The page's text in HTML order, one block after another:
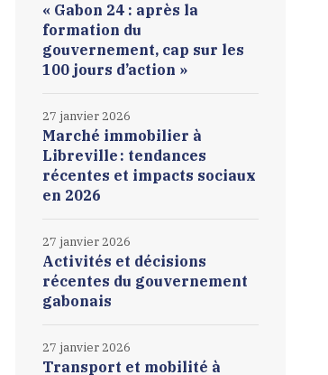
« Gabon 24 : après la
formation du
gouvernement, cap sur les
100 jours d’action »
Marché immobilier à
Libreville : tendances
récentes et impacts sociaux
en 2026
27 janvier 2026
Activités et décisions
récentes du gouvernement
gabonais
27 janvier 2026
Transport et mobilité à
27 janvier 2026